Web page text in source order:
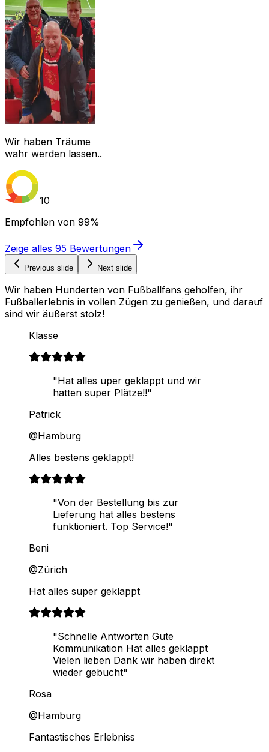
Wir haben Träume
wahr werden lassen..
10
Empfohlen von 99%
Zeige alles 95 Bewertungen
Previous slide Next slide
Wir haben Hunderten von Fußballfans geholfen, ihr
Fußballerlebnis in vollen Zügen zu genießen, und darauf
sind wir äußerst stolz!
Klasse
"Hat alles uper geklappt und wir
hatten super Plätze!!"
Patrick
@Hamburg
Alles bestens geklappt!
"Von der Bestellung bis zur
Lieferung hat alles bestens
funktioniert. Top Service!"
Beni
@Zürich
Hat alles super geklappt
"Schnelle Antworten Gute
Kommunikation Hat alles geklappt
Vielen lieben Dank wir haben direkt
wieder gebucht"
Rosa
@Hamburg
Fantastisches Erlebniss